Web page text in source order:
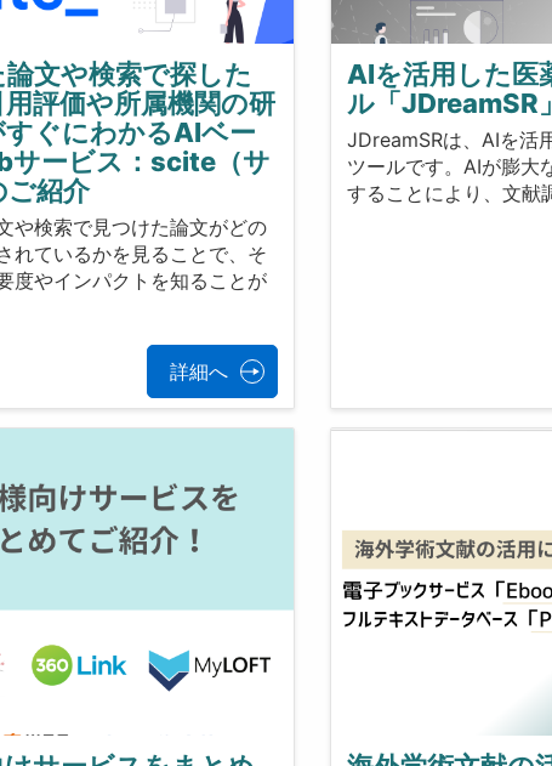
文や検索で探した
評価や所属機関の研
すぐにわかるAIベー
サービス：scite（サ
ご紹介
や検索で見つけた論文がどの
れているかを見ることで、そ
度やインパクトを知ることが
詳細へ
AIを活用した医
ル「JDreamSR」
JDreamSRは、AIを活
ツールです。AIが膨大
することにより、文献